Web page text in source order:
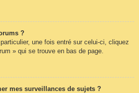
?
une fois entré sur celui-ci, cliquez
» qui se trouve en bas de page.
mes surveillances de sujets ?